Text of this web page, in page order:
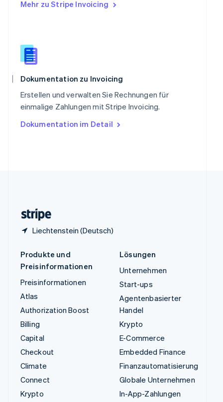
Mehr zu Stripe Invoicing
Dokumentation zu Invoicing
Erstellen und verwalten Sie Rechnungen für
einmalige Zahlungen mit Stripe Invoicing.
Dokumentation im Detail
Liechtenstein (Deutsch)
Slowenien
English
Spanien
Español
Thailand
Tschechische Republik
English
English
Produkte und
Preisinformationen
Preisinformationen
Atlas
Authorization Boost
Billing
Capital
Checkout
Climate
Connect
Krypto
Lösungen
Unternehmen
Start-ups
Agentenbasierter
Handel
Krypto
E-Commerce
Embedded Finance
Finanzautomatisierung
Globale Unternehmen
In-App-Zahlungen